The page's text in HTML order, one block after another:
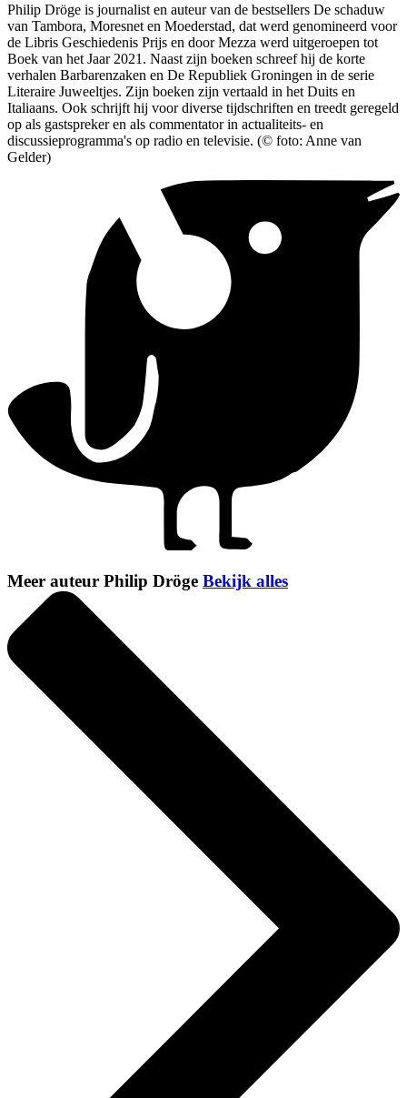
Philip Dröge is journalist en auteur van de bestsellers De schaduw
van Tambora, Moresnet en Moederstad, dat werd genomineerd voor
de Libris Geschiedenis Prijs en door Mezza werd uitgeroepen tot
Boek van het Jaar 2021. Naast zijn boeken schreef hij de korte
verhalen Barbarenzaken en De Republiek Groningen in de serie
Literaire Juweeltjes. Zijn boeken zijn vertaald in het Duits en
Italiaans. Ook schrijft hij voor diverse tijdschriften en treedt geregeld
op als gastspreker en als commentator in actualiteits- en
discussieprogramma's op radio en televisie. (© foto: Anne van
Gelder)
Meer auteur Philip Dröge Bekijk alles